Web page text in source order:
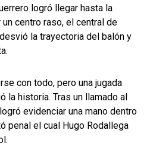
logró llegar hasta la
centro raso, el central de
la trayectoria del balón y
con todo, pero una jugada
la historia. Tras un llamado al
evidenciar una mano dentro
penal el cual Hugo Rodallega